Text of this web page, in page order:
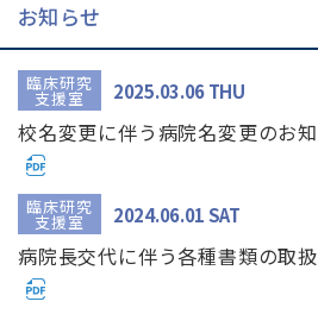
お知らせ
臨床研究
支援室 2025.03.06THU
校名変更に伴う病院名変更のお
臨床研究
支援室 2024.06.01SAT
病院長交代に伴う各種書類の取